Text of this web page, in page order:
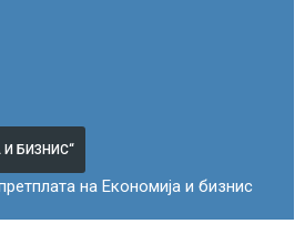
БИЗНИС“
на Економија и бизнис